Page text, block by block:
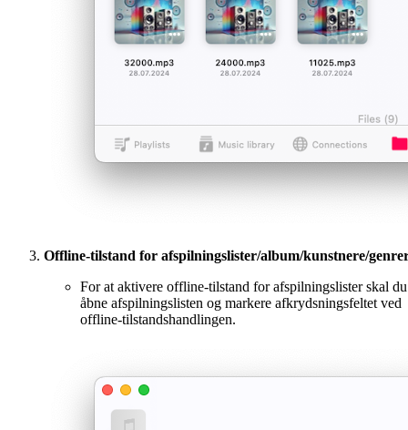
Offline-tilstand for afspilningslister/album/kunstnere/
For at aktivere offline-tilstand for afspilningslister skal du
åbne afspilningslisten og markere afkrydsningsfeltet ved
offline-tilstandshandlingen.